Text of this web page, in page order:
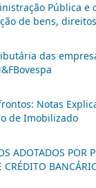
Pública e
de bens,
das
Notas
de Imobilizado
ADOTADOS POR
CRÉDITO